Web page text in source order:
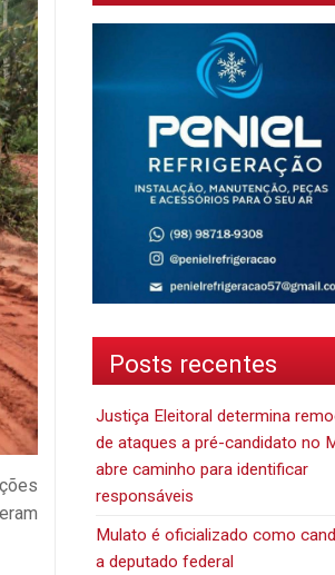
Posts recentes
Justiça Eleitoral determina
de ataques a pré-candidato no
abre caminho para identificar
responsáveis
Mulato é oficializado como
a deputado federal